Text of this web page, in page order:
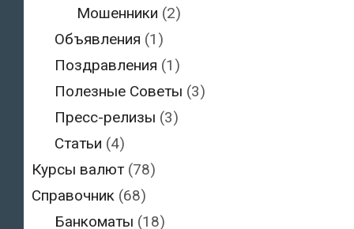
Мошенники (2)
Объявления (1)
Поздравления (1)
Полезные Советы (3)
Пресс-релизы (3)
Статьи (4)
Курсы валют (78)
Справочник (68)
Банкоматы (18)